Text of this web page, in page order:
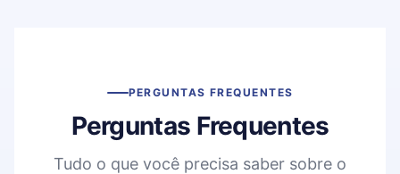
PERGUNTAS FREQUENTES
Perguntas Frequentes
Tudo o que você precisa saber sobre o